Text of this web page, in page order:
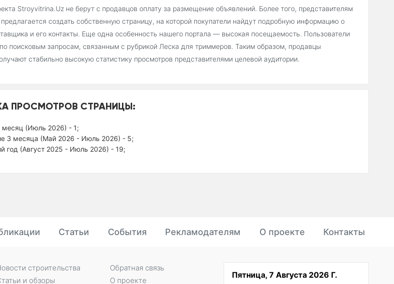
Stroyvitrina.Uz не берут с продавцов оплату за размещение объявлений. Более того, представителям
создать собственную страницу, на которой покупатели найдут подробную информацию о
и его контакты. Еще одна особенность нашего портала — высокая посещаемость. Пользователи
поисковым запросам, связанным с рубрикой Леска для триммеров. Таким образом, продавцы
стабильно высокую статистику просмотров представителями целевой аудитории.
ПРОСМОТРОВ СТРАНИЦЫ:
(Июль 2026) - 1;
3 месяца (Май 2026 - Июль 2026) - 5;
год (Август 2025 - Июль 2026) - 19;
Статьи События Рекламодателям О проекте Контакты
Пятница, 7 Августа 2026 Г.
строительства
и обзоры
Обратная связь
О проекте